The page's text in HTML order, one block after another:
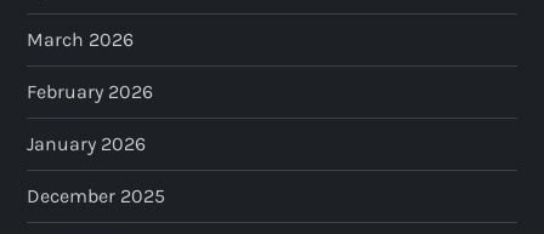
March 2026
February 2026
January 2026
December 2025